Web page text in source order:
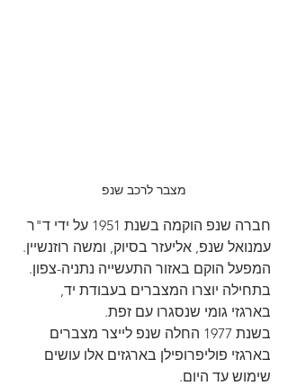
מצבר לרכב שנפ
חברה שנפ הוקמה בשנת 1951 על ידי ד"ר
עמנואל שנפ, אליעזר בסיוק, ומשה רוזנשיין.
המפעל הוקם באזור התעשייה נתניה-צפון.
בתחילה יוצרו המצברים בעבודת יד,
בארגזי גומי שנסגרו עם זפת.
בשנת 1977 החלה שנפ לייצר מצברים
בארגזי פוליפרופילן בארגזים אלו עושים
שימוש עד היום.